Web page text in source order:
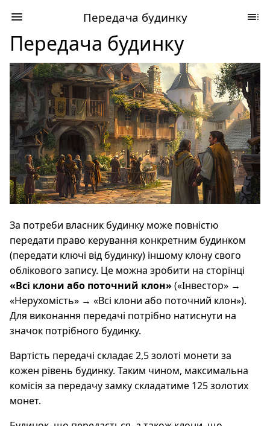
Передача будинку
Передача будинку
За потреби власник будинку може повністю
передати право керування конкретним будинком
(передати ключі від будинку) іншому клону свого
облікового запису. Це можна зробити на сторінці
«Всі клони або поточний клон»(«Інвестор» →
«Нерухомість» → «Всі клони або поточний клон»).
Для виконання передачі потрібно натиснути на
значок потрібного будинку.
Вартість передачі складає 2,5 золоті монети за
кожен рівень будинку. Таким чином, максимальна
комісія за передачу замку складатиме 125 золотих
монет.